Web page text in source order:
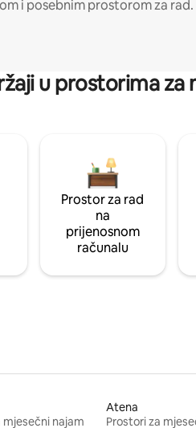
i posebnim prostorom za rad.
u prostorima za
Prostor za rad
na
prijenosnom
računalu
mjesečni najam
Atena
Prostori za